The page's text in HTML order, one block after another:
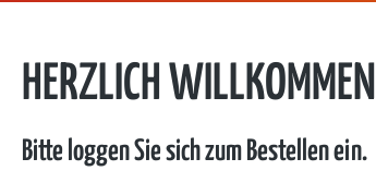
HERZLICH WILLKOMMEN
Bitte loggen Sie sich zum Bestellen ein.